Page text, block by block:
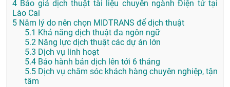
4 Báo giá dịch thuật tài liệu chuyên ngành Điện tử tại
Lào Cai
5 Năm lý do nên chọn MIDTRANS để dịch thuật
5.1 Khả năng dịch thuật đa ngôn ngữ
5.2 Năng lực dịch thuật các dự án lớn
5.3 Dịch vụ linh hoạt
5.4 Bảo hành bản dịch lên tới 6 tháng
5.5 Dịch vụ chăm sóc khách hàng chuyên nghiệp, tận
tâm